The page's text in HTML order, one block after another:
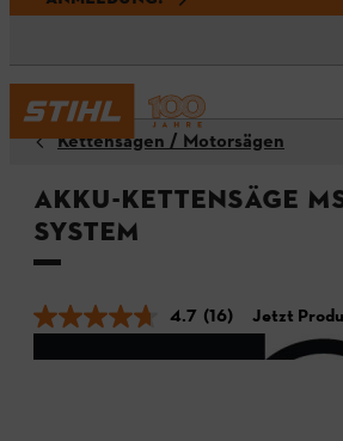
Kettensägen / Motorsägen
Akku-Kettensäge
System
4.7 (16) Jetzt